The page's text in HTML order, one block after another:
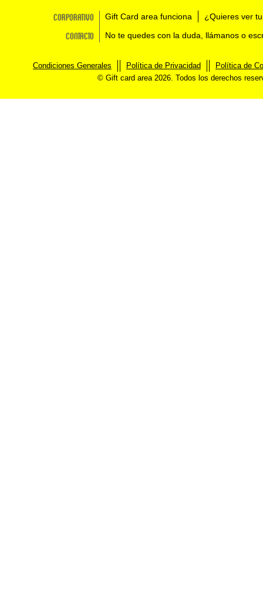
Corporativo Gift Card area funciona ¿Quieres ver
Contacto No te quedes con la duda, llámanos o
Condiciones Generales Política de Privacidad
Política de
© Gift card area 2026. Todos los derechos